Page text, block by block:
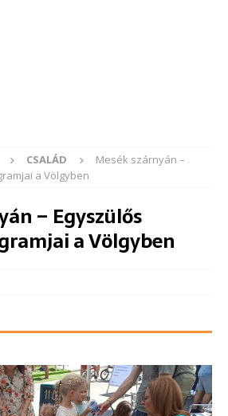
CSALÁD
Mesék szárnyán –
a Völgyben
– Egyszülős
a Völgyben